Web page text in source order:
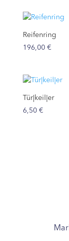
Reifenring
196,00 €
Tür|keil|er
6,50 €